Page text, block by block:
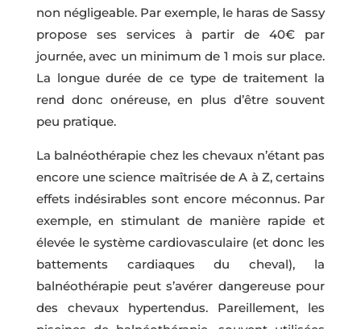
non négligeable. Par exemple, le haras de Sassy
propose ses services à partir de 40€ par
journée, avec un minimum de 1 mois sur place.
La longue durée de ce type de traitement la
rend donc onéreuse, en plus d’être souvent
peu pratique.
La balnéothérapie chez les chevaux n’étant pas
encore une science maîtrisée de A à Z, certains
effets indésirables sont encore méconnus. Par
exemple, en stimulant de manière rapide et
élevée le système cardiovasculaire (et donc les
battements cardiaques du cheval), la
balnéothérapie peut s’avérer dangereuse pour
des chevaux hypertendus. Pareillement, les